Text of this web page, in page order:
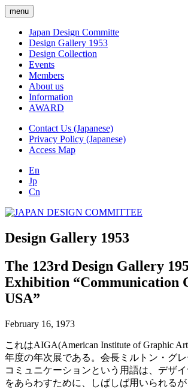
menu
Japan Design Committe
Design Gallery 1953
Design Collection
Events
Members
About us
Information
AWARD
Contact Us (Japanese)
Privacy Policy (Japanese)
Access Map
En
Jp
Cn
Design Gallery 1953
The 123rd Design Gallery
Exhibition “Communication
USA”
February 16, 1973
これはAIGA(American Institute of Graphic
年度の年次展である。会長ミルトン・グレ
コミュニケーションという用語は、デザ
をあらわすために、しばしば用いられる